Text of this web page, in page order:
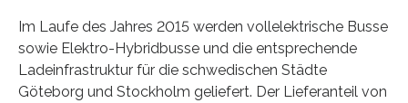
Im Laufe des Jahres 2015 werden vollelektrische Busse
sowie Elektro-Hybridbusse und die entsprechende
Ladeinfrastruktur für die schwedischen Städte
Göteborg und Stockholm geliefert. Der Lieferanteil von